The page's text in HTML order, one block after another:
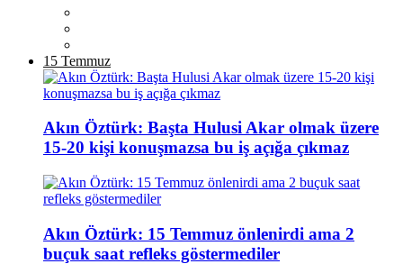
15 Temmuz
Akın Öztürk: Başta Hulusi Akar olmak üzere
15-20 kişi konuşmazsa bu iş açığa çıkmaz
Akın Öztürk: 15 Temmuz önlenirdi ama 2
buçuk saat refleks göstermediler